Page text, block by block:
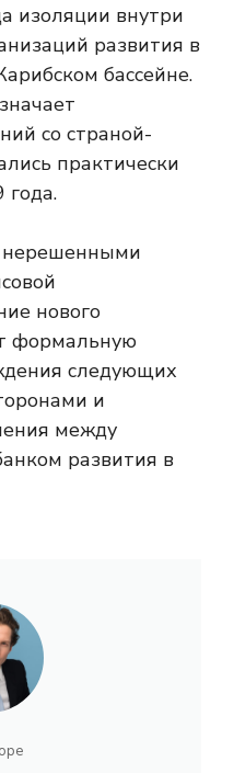
изоляции внутри
развития в
бассейне.
со страной-
практически
нерешенными
нового
формальную
следующих
и
между
развития в